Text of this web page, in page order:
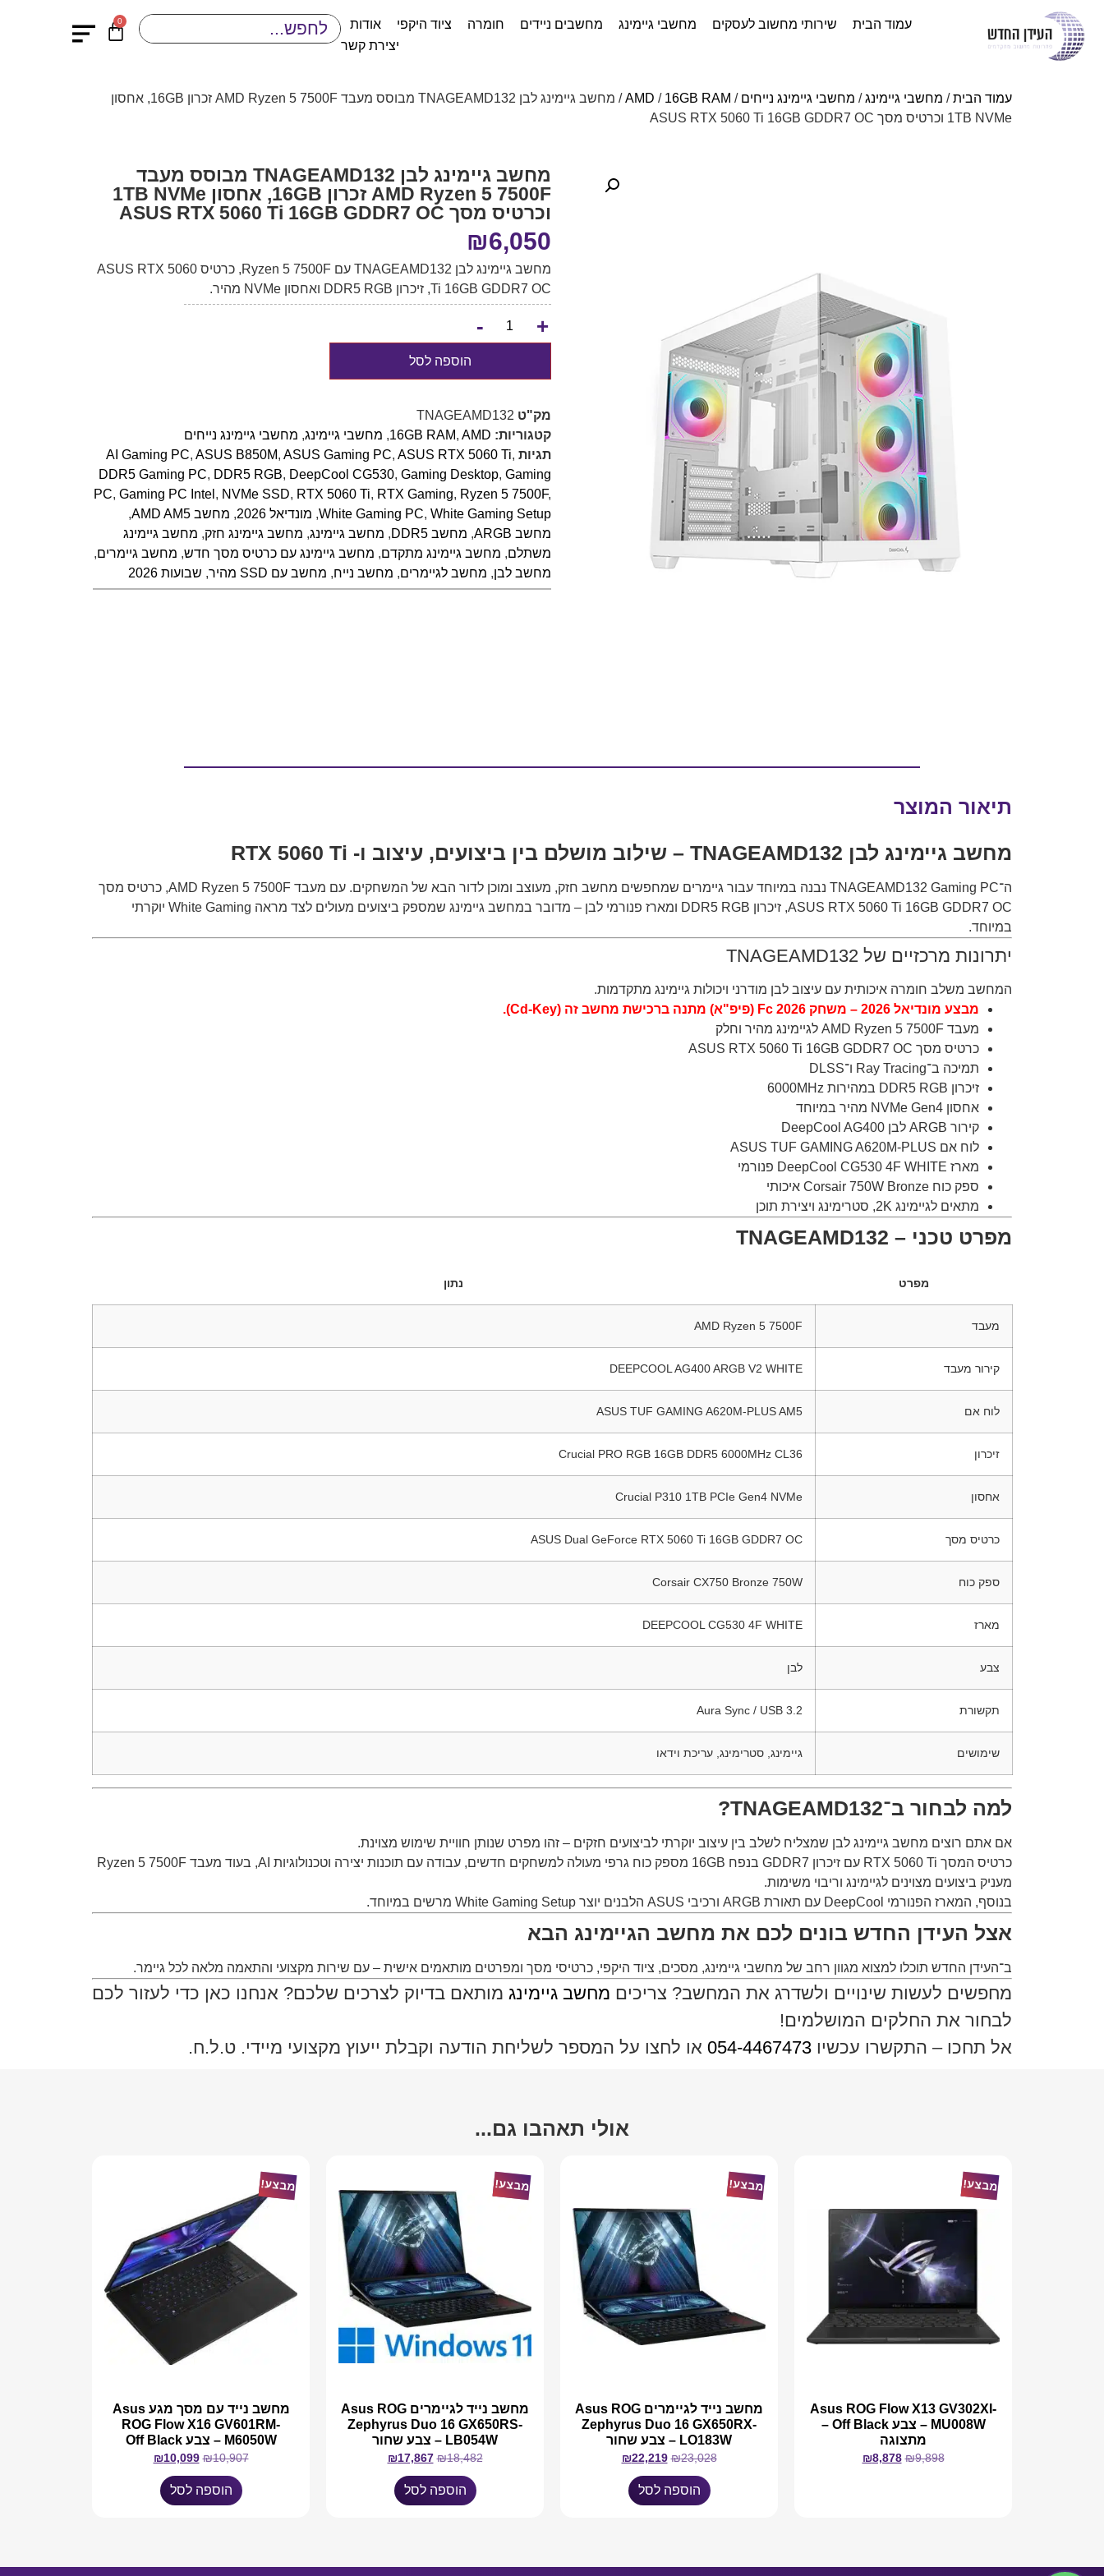
עמוד הבית שירותי מחשוב לעסקים מחשבי גיימינג מחשבים ניידים חומרה ציוד היקפי
אודות
יצירת קשר
0
עמוד הבית/ מחשבי גיימינג/ מחשבי גיימינג נייחים /
AMD / 16GB RAM
/ מחשב גיימינג לבן TNAGEAMD132 מבוסס מעבד AMD Ryzen 5 7500F זכרון 16GB, אחסון
1TB NVMe וכרטיס מסך ASUS RTX 5060 Ti 16GB GDDR7 OC
מחשב גיימינג לבן TNAGEAMD132 מבוסס מעבד
AMD Ryzen 5 7500F זכרון 16GB, אחסון 1TB NVMe
וכרטיס מסך ASUS RTX 5060 Ti 16GB GDDR7 OC
₪6,050
מחשב גיימינג לבן TNAGEAMD132 עם Ryzen 5 7500F, כרטיס ASUS RTX 5060
Ti 16GB GDDR7 OC, זיכרון DDR5 RGB ואחסון NVMe מהיר.
+
-
הוספה לסל
מק"ט TNAGEAMD132
קטגוריות:
16GB RAM, AMD
, מחשבי גיימינג, מחשבי גיימינג נייחים
תגיות
AI Gaming PC, ASUS B850M, ASUS Gaming PC, ASUS RTX 5060 Ti,
DDR5 Gaming PC, DDR5 RGB, DeepCool CG530, Gaming Desktop, Gaming
PC, Gaming PC Intel , NVMe SSD, RTX 5060 Ti, RTX Gaming, Ryzen 5 7500F,
White Gaming PC, White Gaming Setup
, מונדיאל 2026 , מחשב AMD AM5
,
מחשב ARGB
, מחשב DDR5 , מחשב גיימינג, מחשב גיימינג חזק, מחשב גיימינג
משתלם, מחשב גיימינג מתקדם, מחשב גיימינג עם כרטיס מסך חדש, מחשב גיימרים,
מחשב לבן, מחשב לגיימרים, מחשב נייח, מחשב עם SSD מהיר , שבועות 2026
תיאור המוצר
מחשב גיימינג לבן TNAGEAMD132 – שילוב מושלם בין ביצועים, עיצוב ו- RTX 5060 Ti
ה־TNAGEAMD132 Gaming PC נבנה במיוחד עבור גיימרים שמחפשים מחשב חזק, מעוצב ומוכן לדור הבא של המשחקים. עם מעבד AMD Ryzen 5 7500F, כרטיס מסך
ASUS RTX 5060 Ti 16GB GDDR7 OC, זיכרון DDR5 RGB ומארז פנורמי לבן – מדובר במחשב גיימינג שמספק ביצועים מעולים לצד מראה White Gaming יוקרתי
במיוחד.
יתרונות מרכזיים של TNAGEAMD132
המחשב משלב חומרה איכותית עם עיצוב לבן מודרני ויכולות גיימינג מתקדמות.
מבצע מונדיאל 2026 – משחק Fc 2026 (פיפ"א) מתנה ברכישת מחשב זה (Cd-Key).
מעבד AMD Ryzen 5 7500F לגיימינג מהיר וחלק
כרטיס מסך ASUS RTX 5060 Ti 16GB GDDR7 OC
תמיכה ב־Ray Tracing ו־DLSS
זיכרון DDR5 RGB במהירות 6000MHz
אחסון NVMe Gen4 מהיר במיוחד
קירור ARGB לבן DeepCool AG400
לוח אם ASUS TUF GAMING A620M-PLUS
מארז DeepCool CG530 4F WHITE פנורמי
ספק כוח Corsair 750W Bronze איכותי
מתאים לגיימינג 2K, סטרימינג ויצירת תוכן
מפרט טכני – TNAGEAMD132
מפרט נתון
מעבד AMD Ryzen 5 7500F
קירור מעבד DEEPCOOL AG400 ARGB V2 WHITE
לוח אם ASUS TUF GAMING A620M-PLUS AM5
זיכרון Crucial PRO RGB 16GB DDR5 6000MHz CL36
אחסון Crucial P310 1TB PCIe Gen4 NVMe
כרטיס מסך ASUS Dual GeForce RTX 5060 Ti 16GB GDDR7 OC
ספק כוח Corsair CX750 Bronze 750W
מארז DEEPCOOL CG530 4F WHITE
צבע לבן
תקשורת Aura Sync / USB 3.2
שימושים גיימינג, סטרימינג, עריכת וידאו
למה לבחור ב־TNAGEAMD132?
אם אתם רוצים מחשב גיימינג לבן שמצליח לשלב בין עיצוב יוקרתי לביצועים חזקים – זהו מפרט שנותן חוויית שימוש מצוינת.
כרטיס המסך RTX 5060 Ti עם זיכרון GDDR7 בנפח 16GB מספק כוח גרפי מעולה למשחקים חדשים, עבודה עם תוכנות יצירה וטכנולוגיות AI, בעוד מעבד Ryzen 5 7500F
מעניק ביצועים מצוינים לגיימינג וריבוי משימות.
בנוסף, המארז הפנורמי DeepCool עם תאורת ARGB ורכיבי ASUS הלבנים יוצר White Gaming Setup מרשים במיוחד.
אצל העידן החדש בונים לכם את מחשב הגיימינג הבא
ב־העידן החדש תוכלו למצוא מגוון רחב של מחשבי גיימינג, מסכים, ציוד היקפי, כרטיסי מסך ומפרטים מותאמים אישית – עם שירות מקצועי והתאמה מלאה לכל גיימר.
מחפשים לעשות שינויים ולשדרג את המחשב? צריכים מחשב גיימינג מותאם בדיוק לצרכים שלכם? אנחנו כאן כדי לעזור לכם
לבחור את החלקים המושלמים!
אל תחכו – התקשרו עכשיו 054-4467473 או לחצו על המספר לשליחת הודעה וקבלת ייעוץ מקצועי מיידי. ט.ל.ח.
אולי תאהבו גם...
מבצע!
Asus ROG Flow X13 GV302XI-
MU008W – צבע Off Black –
מתצוגה
₪9,898
₪8,878
מבצע!
מחשב נייד לגיימרים Asus ROG
Zephyrus Duo 16 GX650RX-
LO183W – צבע שחור
₪23,028
₪22,219
הוספה לסל
מבצע!
מחשב נייד לגיימרים Asus ROG
Zephyrus Duo 16 GX650RS-
LB054W – צבע שחור
₪18,482
₪17,867
הוספה לסל
מבצע!
מחשב נייד עם מסך מגע Asus
ROG Flow X16 GV601RM-
M6050W – צבע Off Black
₪10,907
₪10,099
הוספה לסל